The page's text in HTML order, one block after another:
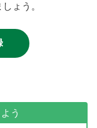
ょう。
う